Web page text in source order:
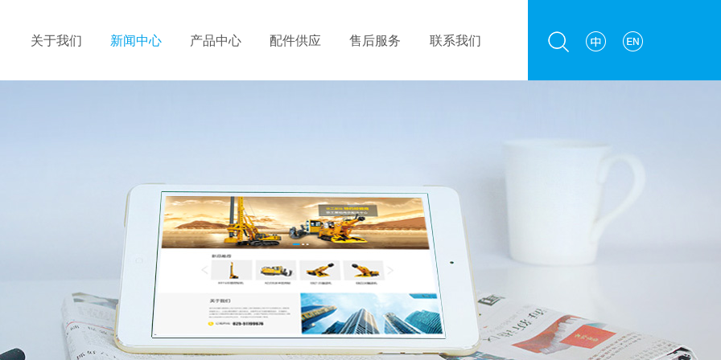
关于我们 新闻中心 产品中心 配件供应 售后服务 联系我们